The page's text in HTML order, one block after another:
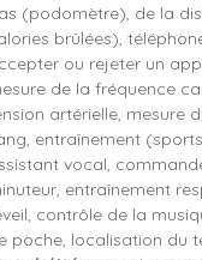
(podomètre), de la
brûlées),
ou rejeter un
de la fréquence
artérielle, mesure
entraînement
vocal,
entraînement
contrôle de la
poche, localisation du